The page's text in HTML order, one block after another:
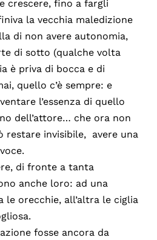
crescere, fino a fargli
la vecchia maledizione
di non avere autonomia,
di sotto (qualche volta
è priva di bocca e di
quello c’è sempre: e
l’essenza di quello
dell’attore… che ora non
restare invisibile, avere una
di fronte a tanta
anche loro: ad una
le orecchie, all’altra le ciglia
fosse ancora da